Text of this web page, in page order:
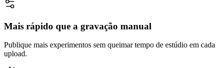
Mais rápido que a gravação manual
Publique mais experimentos sem queimar tempo de estúdio em cada
upload.